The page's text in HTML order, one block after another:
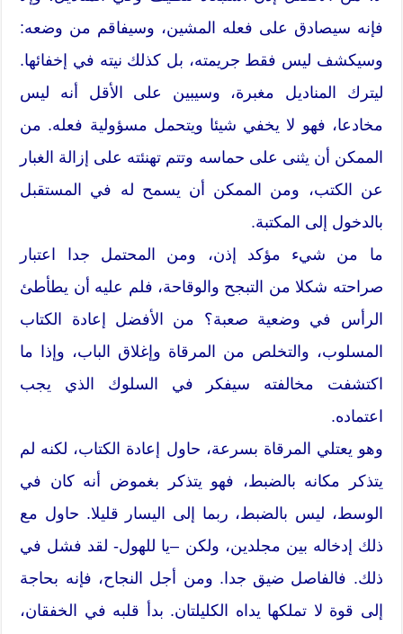
فإنه سيصادق على فعله المشين، وسيفاقم من وضعه:
وسيكشف ليس فقط جريمته، بل كذلك نيته في إخفائها.
ليترك المناديل مغبرة، وسيبين على الأقل أنه ليس
مخادعا، فهو لا يخفي شيئا ويتحمل مسؤولية فعله. من
الممكن أن يثنى على حماسه وتتم تهنئته على إزالة الغبار
عن الكتب، ومن الممكن أن يسمح له في المستقبل
بالدخول إلى المكتبة.
ما من شيء مؤكد إذن، ومن المحتمل جدا اعتبار
صراحته شكلا من التبجح والوقاحة، فلم عليه أن يطأطئ
الرأس في وضعية صعبة؟ من الأفضل إعادة الكتاب
المسلوب، والتخلص من المرقاة وإغلاق الباب، وإذا ما
اكتشفت مخالفته سيفكر في السلوك الذي يجب
اعتماده.
وهو يعتلي المرقاة بسرعة، حاول إعادة الكتاب، لكنه لم
يتذكر مكانه بالضبط، فهو يتذكر بغموض أنه كان في
الوسط، ليس بالضبط، ربما إلى اليسار قليلا. حاول مع
ذلك إدخاله بين مجلدين، ولكن –يا للهول- لقد فشل في
ذلك. فالفاصل ضيق جدا. ومن أجل النجاح، فإنه بحاجة
إلى قوة لا تملكها يداه الكليلتان. بدأ قلبه في الخفقان،